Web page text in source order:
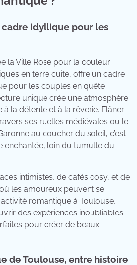
cadre idyllique pour les
la Ville Rose pour la couleur
en terre cuite, offre un cadre
pour les couples en quête
unique crée une atmosphère
la détente et à la rêverie. Flâner
ses ruelles médiévales ou le
au coucher du soleil, c’est
enchantée, loin du tumulte du
intimistes, de cafés cosy, et de
les amoureux peuvent se
romantique à Toulouse,
des expériences inoubliables
pour créer de beaux
de Toulouse, entre histoire